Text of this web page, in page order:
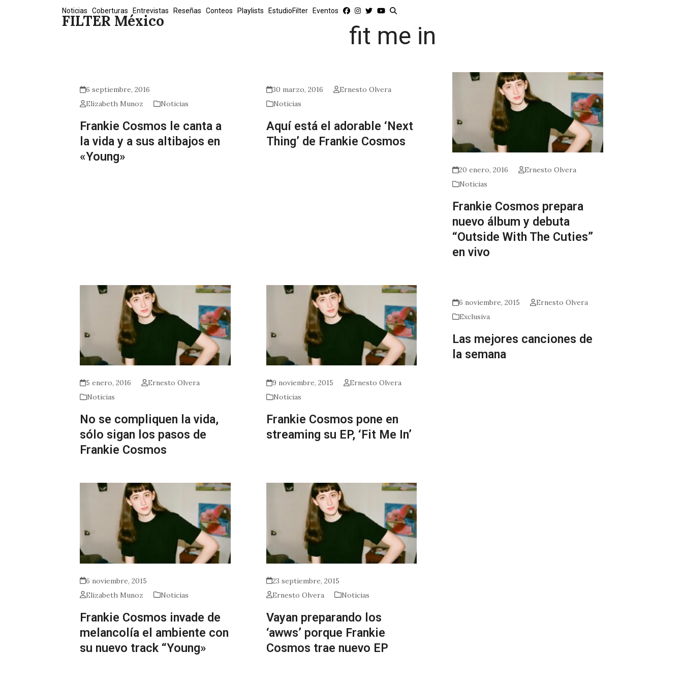
FILTER México
Noticias Coberturas Entrevistas Reseñas Conteos Playlists EstudioFilter Eventos
fit me in
6 septiembre, 2016
Elizabeth Munoz
Noticias
Frankie Cosmos le canta a
la vida y a sus altibajos en
«Young»
30 marzo, 2016
Ernesto Olvera
Noticias
Aquí está el adorable ‘Next
Thing’ de Frankie Cosmos
20 enero, 2016
Ernesto Olvera
Noticias
Frankie Cosmos prepara
nuevo álbum y debuta
“Outside With The Cuties”
en vivo
5 enero, 2016
Ernesto Olvera
Noticias
No se compliquen la vida,
sólo sigan los pasos de
Frankie Cosmos
9 noviembre, 2015
Ernesto Olvera
Noticias
Frankie Cosmos pone en
streaming su EP, ‘Fit Me In’
6 noviembre, 2015
Ernesto Olvera
Exclusiva
Las mejores canciones de
la semana
6 noviembre, 2015
Elizabeth Munoz
Noticias
Frankie Cosmos invade de
melancolía el ambiente con
su nuevo track “Young»
23 septiembre, 2015
Ernesto Olvera
Noticias
Vayan preparando los
‘awws’ porque Frankie
Cosmos trae nuevo EP